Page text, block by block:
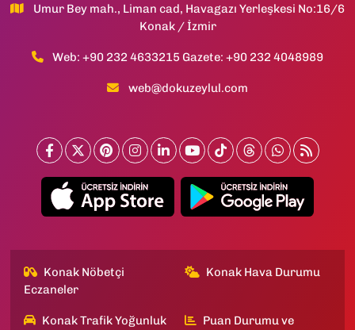
Umur Bey mah., Liman cad, Havagazı Yerleşkesi No:16/6
Konak / İzmir
Web: +90 232 4633215 Gazete: +90 232 4048989
web@dokuzeylul.com
Konak Nöbetçi
Eczaneler
Konak Hava Durumu
Konak Trafik Yoğunluk
Puan Durumu ve